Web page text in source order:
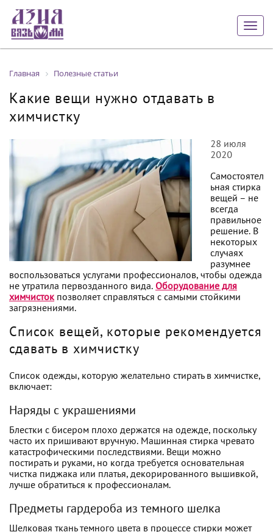
Главная Полезные статьи
Какие вещи нужно отдавать в
химчистку
28 июля
2020
Самостоятел
ьная стирка
вещей – не
всегда
правильное
решение. В
некоторых
случаях
разумнее
воспользоваться услугами профессионалов, чтобы одежда
не утратила первозданного вида. Оборудование для
химчистокпозволяет справляться с самыми стойкими
загрязнениями.
Список вещей, которые рекомендуется
сдавать в химчистку
Список одежды, которую желательно стирать в химчистке,
включает:
Наряды с украшениями
Блестки с бисером плохо держатся на одежде, поскольку
часто их пришивают вручную. Машинная стирка чревато
катастрофическими последствиями. Вещи можно
постирать и руками, но когда требуется основательная
чистка пиджака или платья, декорированного вышивкой,
лучше обратиться к профессионалам.
Предметы гардероба из темного шелка
Шелковая ткань темного цвета в процессе стирки может